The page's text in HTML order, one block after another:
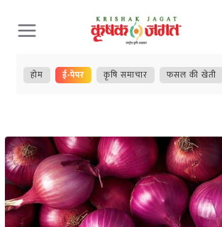
Skip
to
content
होम ई-पेपर कृषि समाचार फसल की खेती